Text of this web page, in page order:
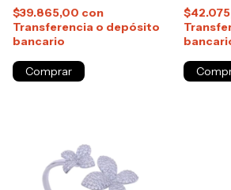
$39.865,00 con
Transferencia o depósito
bancario
Comprar